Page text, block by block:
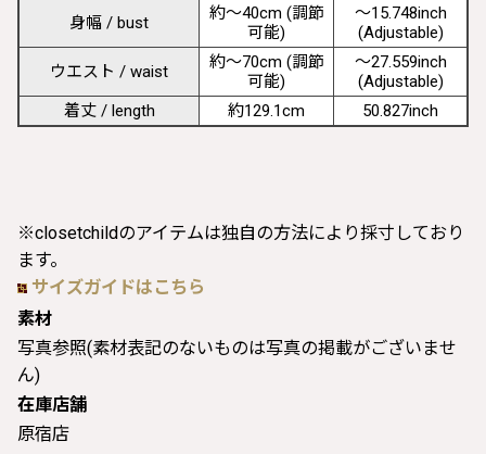
身幅 / bust
約〜40cm (調節
可能)
〜15.748inch
(Adjustable)
ウエスト / waist
約〜70cm (調節
可能)
〜27.559inch
(Adjustable)
着丈 / length
約129.1cm 50.827inch
※closetchildのアイテムは独自の方法により採寸しており
ます。
サイズガイドはこちら
素材
写真参照(素材表記のないものは写真の掲載がございませ
ん)
在庫店舗
原宿店